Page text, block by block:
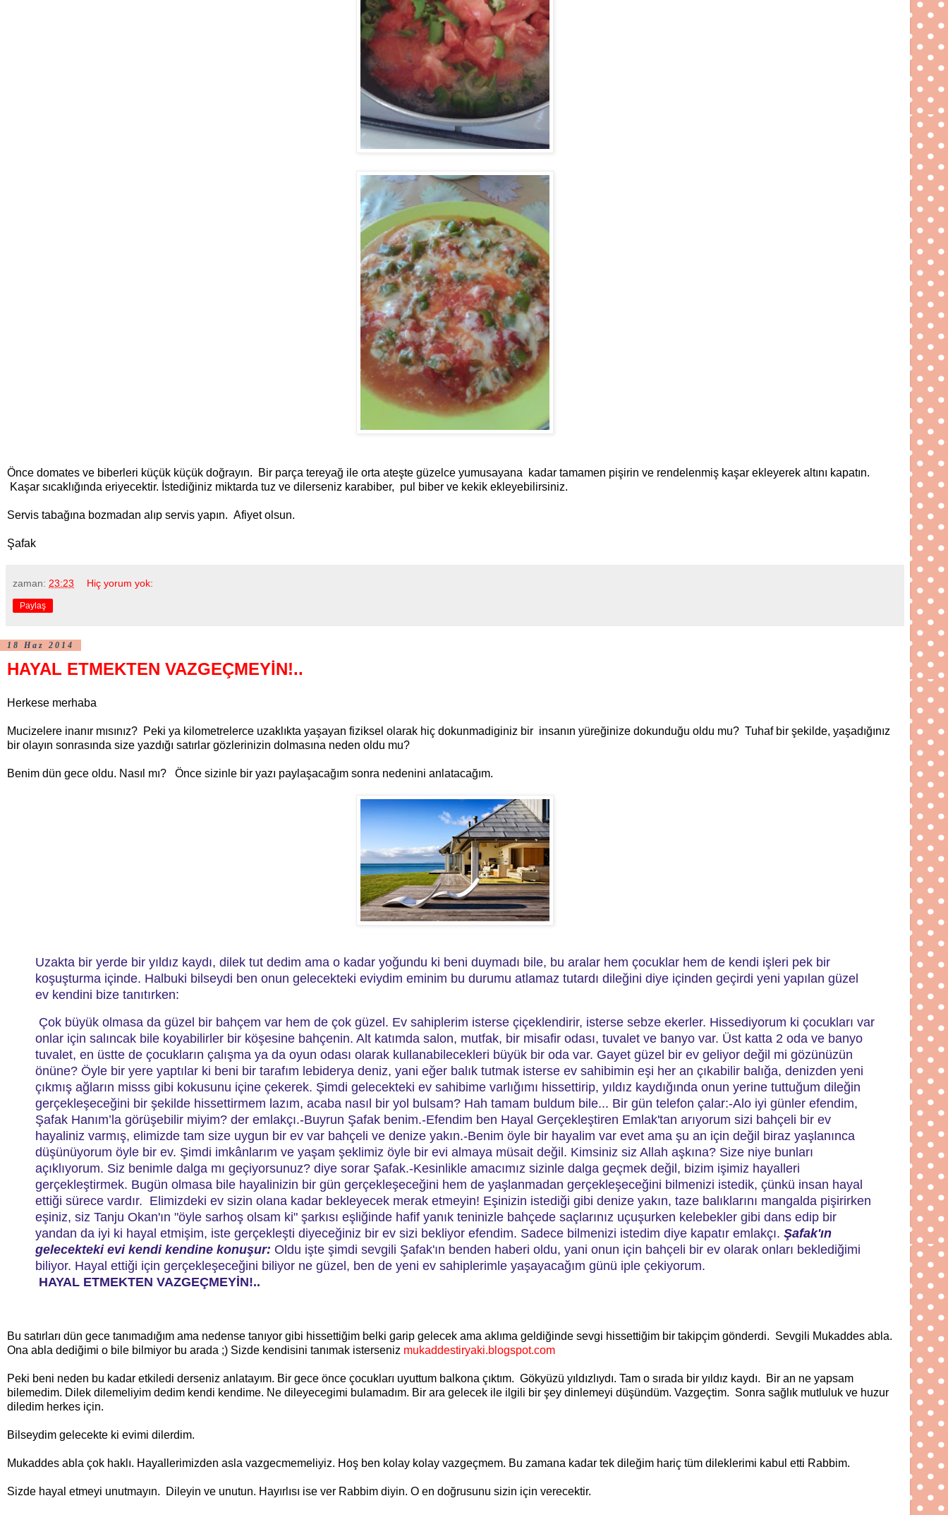
Önce domates ve biberleri küçük küçük doğrayın. Bir parça tereyağ ile orta ateşte güzelce yumusayana kadar tamamen pişirin ve rendelenmiş kaşar ekleyerek altını kapatın.
Kaşar sıcaklığında eriyecektir. İstediğiniz miktarda tuz ve dilerseniz karabiber, pul biber ve kekik ekleyebilirsiniz.
Servis tabağına bozmadan alıp servis yapın. Afiyet olsun.
Şafak
zaman: 23:23 Hiç yorum yok:
Paylaş
18 Haz 2014
HAYAL ETMEKTEN VAZGEÇMEYİN!..
Herkese merhaba
Mucizelere inanır mısınız? Peki ya kilometrelerce uzaklıkta yaşayan fiziksel olarak hiç dokunmadiginiz bir insanın yüreğinize dokunduğu oldu mu? Tuhaf bir şekilde, yaşadığınız
bir olayın sonrasında size yazdığı satırlar gözlerinizin dolmasına neden oldu mu?
Benim dün gece oldu. Nasıl mı? Önce sizinle bir yazı paylaşacağım sonra nedenini anlatacağım.
Uzakta bir yerde bir yıldız kaydı, dilek tut dedim ama o kadar yoğundu ki beni duymadı bile, bu aralar hem çocuklar hem de kendi işleri pek bir
koşuşturma içinde. Halbuki bilseydi ben onun gelecekteki eviydim eminim bu durumu atlamaz tutardı dileğini diye içinden geçirdi yeni yapılan güzel
ev kendini bize tanıtırken:
Çok büyük olmasa da güzel bir bahçem var hem de çok güzel. Ev sahiplerim isterse çiçeklendirir, isterse sebze ekerler. Hissediyorum ki çocukları var
onlar için salıncak bile koyabilirler bir köşesine bahçenin. Alt katımda salon, mutfak, bir misafir odası, tuvalet ve banyo var. Üst katta 2 oda ve banyo
tuvalet, en üstte de çocukların çalışma ya da oyun odası olarak kullanabilecekleri büyük bir oda var. Gayet güzel bir ev geliyor değil mi gözünüzün
önüne? Öyle bir yere yaptılar ki beni bir tarafım lebiderya deniz, yani eğer balık tutmak isterse ev sahibimin eşi her an çıkabilir balığa, denizden yeni
çıkmış ağların misss gibi kokusunu içine çekerek. Şimdi gelecekteki ev sahibime varlığımı hissettirip, yıldız kaydığında onun yerine tuttuğum dileğin
gerçekleşeceğini bir şekilde hissettirmem lazım, acaba nasıl bir yol bulsam? Hah tamam buldum bile... Bir gün telefon çalar:-Alo iyi günler efendim,
Şafak Hanım’la görüşebilir miyim? der emlakçı.-Buyrun Şafak benim.-Efendim ben Hayal Gerçekleştiren Emlak'tan arıyorum sizi bahçeli bir ev
hayaliniz varmış, elimizde tam size uygun bir ev var bahçeli ve denize yakın.-Benim öyle bir hayalim var evet ama şu an için değil biraz yaşlanınca
düşünüyorum öyle bir ev. Şimdi imkânlarım ve yaşam şeklimiz öyle bir evi almaya müsait değil. Kimsiniz siz Allah aşkına? Size niye bunları
açıklıyorum. Siz benimle dalga mı geçiyorsunuz? diye sorar Şafak.-Kesinlikle amacımız sizinle dalga geçmek değil, bizim işimiz hayalleri
gerçekleştirmek. Bugün olmasa bile hayalinizin bir gün gerçekleşeceğini hem de yaşlanmadan gerçekleşeceğini bilmenizi istedik, çünkü insan hayal
ettiği sürece vardır. Elimizdeki ev sizin olana kadar bekleyecek merak etmeyin! Eşinizin istediği gibi denize yakın, taze balıklarını mangalda pişirirken
eşiniz, siz Tanju Okan'ın "öyle sarhoş olsam ki" şarkısı eşliğinde hafif yanık teninizle bahçede saçlarınız uçuşurken kelebekler gibi dans edip bir
yandan da iyi ki hayal etmişim, iste gerçekleşti diyeceğiniz bir ev sizi bekliyor efendim. Sadece bilmenizi istedim diye kapatır emlakçı. Şafak'ın
gelecekteki evi kendi kendine konuşur: Oldu işte şimdi sevgili Şafak'ın benden haberi oldu, yani onun için bahçeli bir ev olarak onları beklediğimi
biliyor. Hayal ettiği için gerçekleşeceğini biliyor ne güzel, ben de yeni ev sahiplerimle yaşayacağım günü iple çekiyorum.
HAYAL ETMEKTEN VAZGEÇMEYİN!..
Bu satırları dün gece tanımadığım ama nedense tanıyor gibi hissettiğim belki garip gelecek ama aklıma geldiğinde sevgi hissettiğim bir takipçim gönderdi. Sevgili Mukaddes abla.
Ona abla dediğimi o bile bilmiyor bu arada ;) Sizde kendisini tanımak isterseniz mukaddestiryaki.blogspot.com
Peki beni neden bu kadar etkiledi derseniz anlatayım. Bir gece önce çocukları uyuttum balkona çıktım. Gökyüzü yıldızlıydı. Tam o sırada bir yıldız kaydı. Bir an ne yapsam
bilemedim. Dilek dilemeliyim dedim kendi kendime. Ne dileyecegimi bulamadım. Bir ara gelecek ile ilgili bir şey dinlemeyi düşündüm. Vazgeçtim. Sonra sağlık mutluluk ve huzur
diledim herkes için.
Bilseydim gelecekte ki evimi dilerdim.
Mukaddes abla çok haklı. Hayallerimizden asla vazgecmemeliyiz. Hoş ben kolay kolay vazgeçmem. Bu zamana kadar tek dileğim hariç tüm dileklerimi kabul etti Rabbim.
Sizde hayal etmeyi unutmayın. Dileyin ve unutun. Hayırlısı ise ver Rabbim diyin. O en doğrusunu sizin için verecektir.